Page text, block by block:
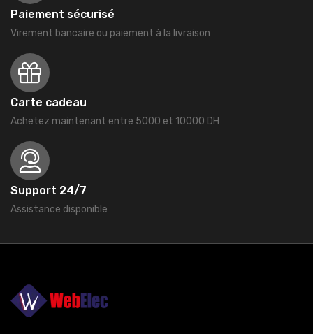
Paiement sécurisé
Virement bancaire ou paiement à la livraison
Carte cadeau
Achetez maintenant entre 5000 et 10000 DH
Support 24/7
Assistance disponible